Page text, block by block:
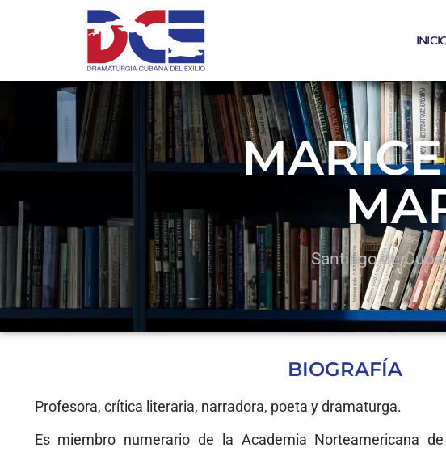
Santiago de
BIOGRAFÍA
Profesora, crítica literaria, narradora, poeta y dramaturga.
Es miembro numerario de la Academia Norteamericana